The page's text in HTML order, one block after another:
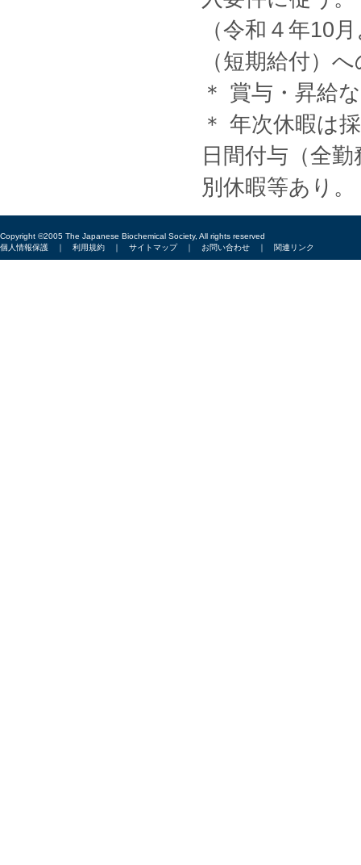
（令和４年10
（短期給付）
＊ 賞与・昇給
＊ 年次休暇は
日間付与（全
別休暇等あり。
Copyright ©2005 The Japanese Biochemical Society, All rights reserved
個人情報保護 ｜ 利用規約 ｜ サイトマップ｜ お問い合わせ ｜ 関連リンク